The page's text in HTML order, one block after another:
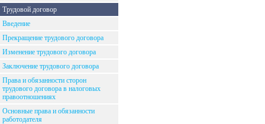
Трудовой договор
Введение
Прекращение трудового договора
Изменение трудового договора
Заключение трудового договора
Права и обязанности сторон
трудового договора в налоговых
правоотношениях
Основные права и обязанности
работодателя